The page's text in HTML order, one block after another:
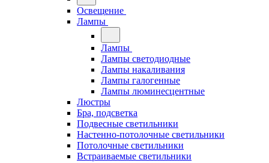
Освещение
Лампы
Лампы
Лампы светодиодные
Лампы накаливания
Лампы галогенные
Лампы люминесцентные
Люстры
Бра, подсветка
Подвесные светильники
Настенно-потолочные светильники
Потолочные светильники
Встраиваемые светильники